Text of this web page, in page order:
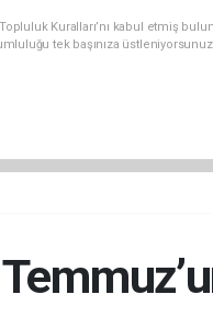
Kuralları’nı kabul etmiş
tek başınıza